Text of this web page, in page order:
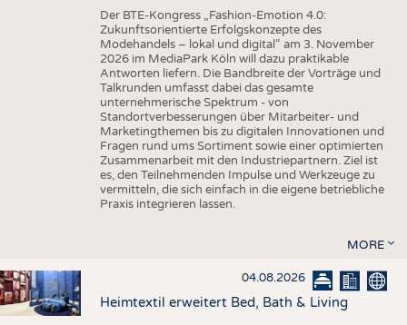
PUBLIKATIONEN
Der BTE-Kongress „Fashion-Emotion 4.0:
Zukunftsorientierte Erfolgskonzepte des
Modehandels – lokal und digital“ am 3. November
2026 im MediaPark Köln will dazu praktikable
Antworten liefern. Die Bandbreite der Vorträge und
Talkrunden umfasst dabei das gesamte
unternehmerische Spektrum - von
Standortverbesserungen über Mitarbeiter- und
Marketingthemen bis zu digitalen Innovationen und
Fragen rund ums Sortiment sowie einer optimierten
Zusammenarbeit mit den Industriepartnern. Ziel ist
es, den Teilnehmenden Impulse und Werkzeuge zu
vermitteln, die sich einfach in die eigene betriebliche
Praxis integrieren lassen.
MORE
04.08.2026
Heimtextil erweitert Bed, Bath & Living